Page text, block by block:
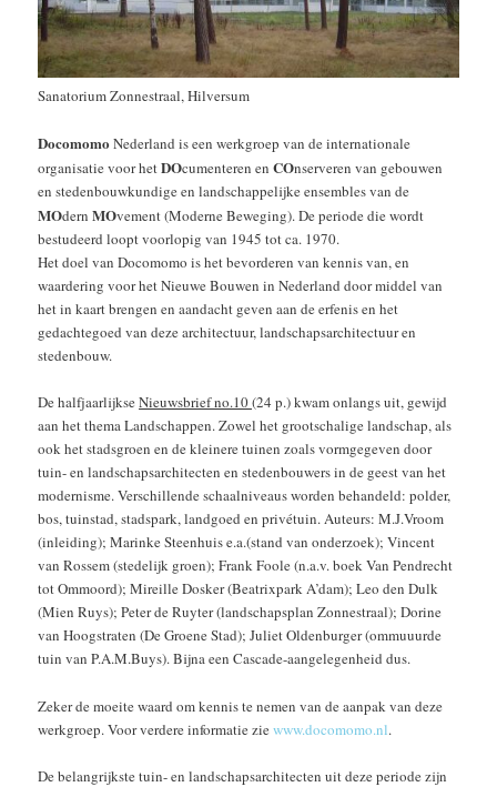
Sanatorium Zonnestraal, Hilversum
Docomomo Nederland is een werkgroep van de internationale
organisatie voor hetDOcumenteren enCOnserveren van gebouwen
en stedenbouwkundige en landschappelijke ensembles van de
MOdernMOvement (Moderne Beweging). De periode die wordt
bestudeerd loopt voorlopig van 1945 tot ca. 1970.
Het doel van Docomomo is het bevorderen van kennis van, en
waardering voor het Nieuwe Bouwen in Nederland door middel van
het in kaart brengen en aandacht geven aan de erfenis en het
gedachtegoed van deze architectuur, landschapsarchitectuur en
stedenbouw.
De halfjaarlijkseNieuwsbrief no.10(24 p.) kwam onlangs uit, gewijd
aan het thema Landschappen. Zowel het grootschalige landschap, als
ook het stadsgroen en de kleinere tuinen zoals vormgegeven door
tuin- en landschapsarchitecten en stedenbouwers in de geest van het
modernisme. Verschillende schaalniveaus worden behandeld: polder,
bos, tuinstad, stadspark, landgoed en privétuin. Auteurs: M.J.Vroom
(inleiding); Marinke Steenhuis e.a.(stand van onderzoek); Vincent
van Rossem (stedelijk groen); Frank Foole (n.a.v. boek Van Pendrecht
tot Ommoord); Mireille Dosker (Beatrixpark A’dam); Leo den Dulk
(Mien Ruys); Peter de Ruyter (landschapsplan Zonnestraal); Dorine
van Hoogstraten (De Groene Stad); Juliet Oldenburger (ommuuurde
tuin van P.A.M.Buys). Bijna een Cascade-aangelegenheid dus.
Zeker de moeite waard om kennis te nemen van de aanpak van deze
werkgroep. Voor verdere informatie ziewww.docomomo.nl.
De belangrijkste tuin- en landschapsarchitecten uit deze periode zijn